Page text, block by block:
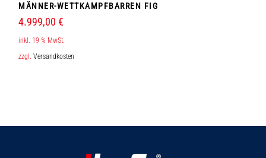
MÄNNER-WETTKAMPFBARREN FIG
4.999,00 €
inkl. 19 % MwSt.
zzgl.Versandkosten